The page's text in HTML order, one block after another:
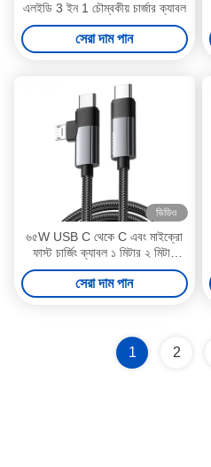
এলইডি 3 ইন 1 চৌম্বকীয় চার্জার ক্যাবল
সেরা দাম পান
ভিডিও
৬৫W USB C থেকে C এবং মাইক্রো
ফাস্ট চার্জিং ক্যাবল ১ মিটার ২ মিটার
৪৮০এমবিপিএস ডেটা ট্রান্সফার
সেরা দাম পান
1 2